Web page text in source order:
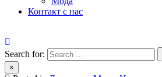
Контакт с нас
People of Bulgaria
За хората на България
Search for:
×